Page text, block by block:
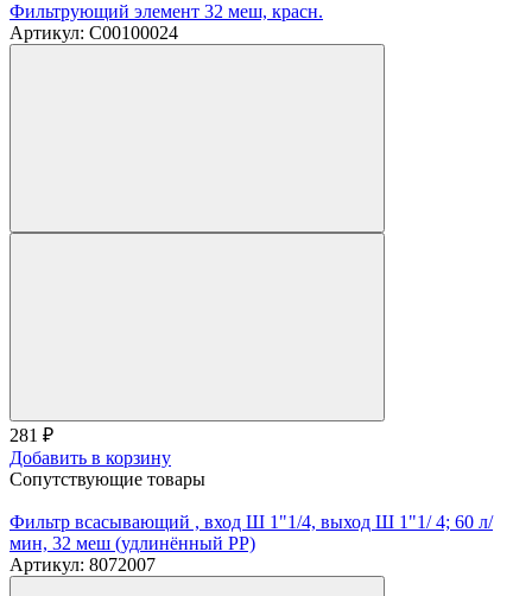
Фильтрующий элемент 32 меш, красн.
Артикул: C00100024
281 ₽
Добавить в корзину
Сопутствующие товары
Фильтр всасывающий , вход Ш 1"1/4, выход Ш 1"1/ 4; 60 л/
мин, 32 меш (удлинённый PP)
Артикул: 8072007